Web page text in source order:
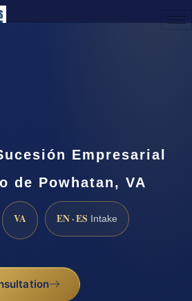
Empresarial
de Powhatan, VA
VA EN · ES Intake